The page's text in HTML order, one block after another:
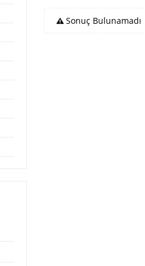
Sonuç Bulunamadı